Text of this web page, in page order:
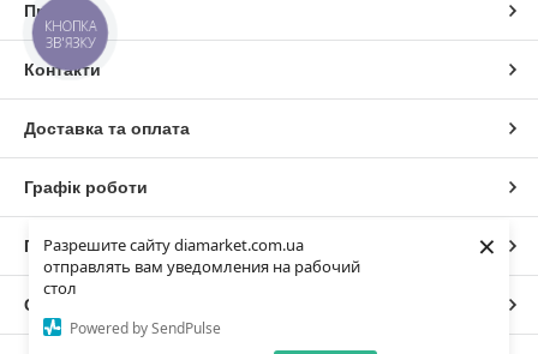
Разрешите сайту diamarket.com.ua
отправлять вам уведомления на рабочий
стол
Powered by SendPulse
×
Про нас
Контакти
Доставка та оплата
Графік роботи
Повна версія сайту
Сайт створено на маркетплейсі
КНОПКА
ЗВ'ЯЗКУ